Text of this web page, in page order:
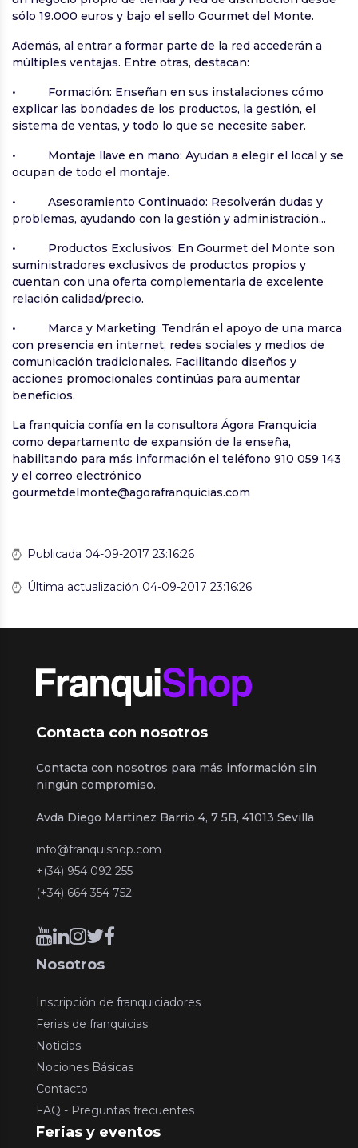
sólo 19.000 euros y bajo el sello Gourmet del Monte.
Además, al entrar a formar parte de la red accederán a
múltiples ventajas. Entre otras, destacan:
• Formación: Enseñan en sus instalaciones cómo
explicar las bondades de los productos, la gestión, el
sistema de ventas, y todo lo que se necesite saber.
• Montaje llave en mano: Ayudan a elegir el local y se
ocupan de todo el montaje.
• Asesoramiento Continuado: Resolverán dudas y
problemas, ayudando con la gestión y administración...
• Productos Exclusivos: En Gourmet del Monte son
suministradores exclusivos de productos propios y
cuentan con una oferta complementaria de excelente
relación calidad/precio.
• Marca y Marketing: Tendrán el apoyo de una marca
con presencia en internet, redes sociales y medios de
comunicación tradicionales. Facilitando diseños y
acciones promocionales continúas para aumentar
beneficios.
La franquicia confía en la consultora Ágora Franquicia
como departamento de expansión de la enseña,
habilitando para más información el teléfono 910 059 143
y el correo electrónico
gourmetdelmonte@agorafranquicias.com
Publicada 04-09-2017 23:16:26
Última actualización 04-09-2017 23:16:26
Contacta con nosotros
Contacta con nosotros para más información sin
ningún compromiso.
Avda Diego Martinez Barrio 4, 7 5B, 41013 Sevilla
info@franquishop.com
+(34) 954 092 255
(+34) 664 354 752
Nosotros
Inscripción de franquiciadores
Ferias de franquicias
Noticias
Nociones Básicas
Contacto
FAQ - Preguntas frecuentes
Ferias y eventos